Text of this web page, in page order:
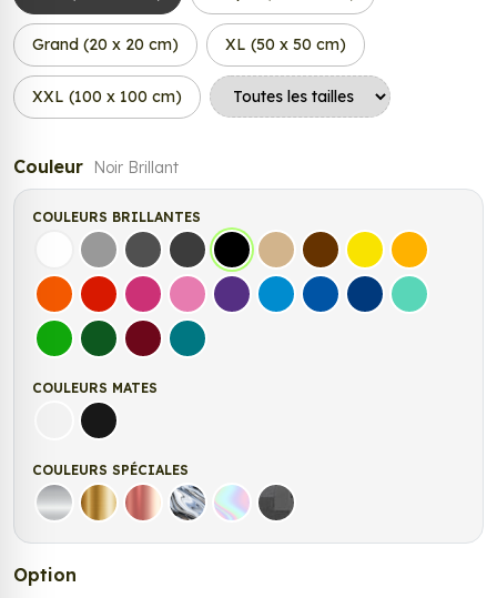
Grand (20 x 20 cm) XL (50 x 50 cm)
XXL (100 x 100 cm)
Couleur Noir Brillant
COULEURS BRILLANTES
Blanc Gris Gris FoncéGris Anthracite
Noir Beige Marron Jaune ClairJaune
OrangeRouge FuchsiaRose Violet Bleu clairBleu MoyenBleu FoncéBleu Vert
Vert clairVert FoncéBordeauxTurquoise
COULEURS MATES
Blanc matNoir mat
COULEURS SPÉCIALES
Argent Or Rose Gold
ChromeHolographique
Carbone Noir
Option